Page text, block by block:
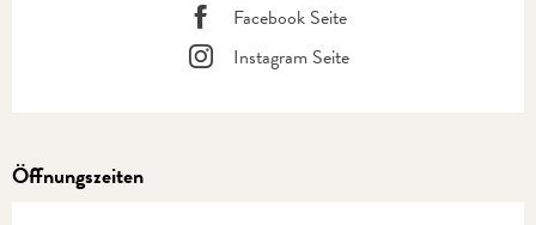
Facebook Seite
Instagram Seite
Öffnungszeiten